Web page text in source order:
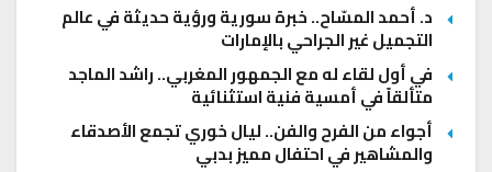
د. أحمد المسّاح.. خبرة سورية ورؤية حديثة في عالم
التجميل غير الجراحي بالإمارات
في أول لقاء له مع الجمهور المغربي.. راشد الماجد
متألقاً في أمسية فنية استثنائية
أجواء من الفرح والفن.. ليال خوري تجمع الأصدقاء
والمشاهير في احتفال مميز بدبي